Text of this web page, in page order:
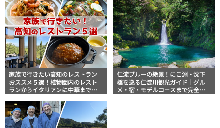
家族で行きたい高知のレストラン
おススメ５選！植物園内のレスト
ランからイタリアンに中華まで楽
仁淀ブルーの絶景！にこ淵・沈下
橋を巡る仁淀川観光ガイド｜グル
メ・宿・モデルコースまで完全網